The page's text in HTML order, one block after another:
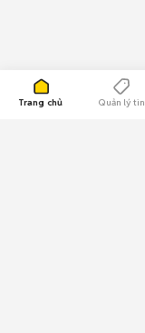
Trang chủ Quản lý tin